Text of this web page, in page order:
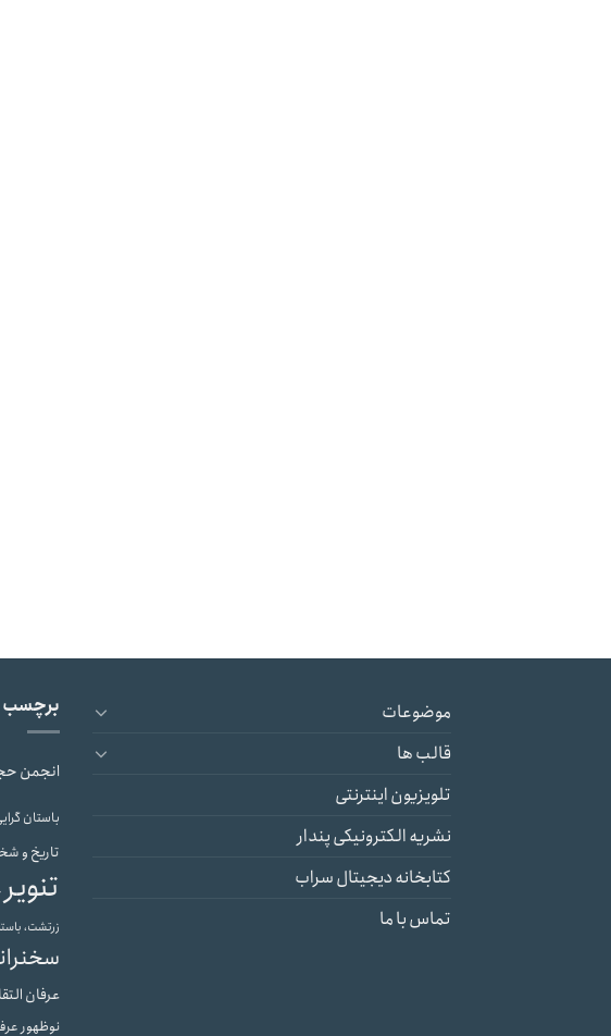
موضوعات
قالب ها
تلویزیون اینترنتی
نشریه الکترونیکی پندار
کتابخانه دیجیتال سراب
تماس با ما
برچسب
انجمن
باستان
تاریخ و
تنویر
زرتشت،
عرفان
نوظهور